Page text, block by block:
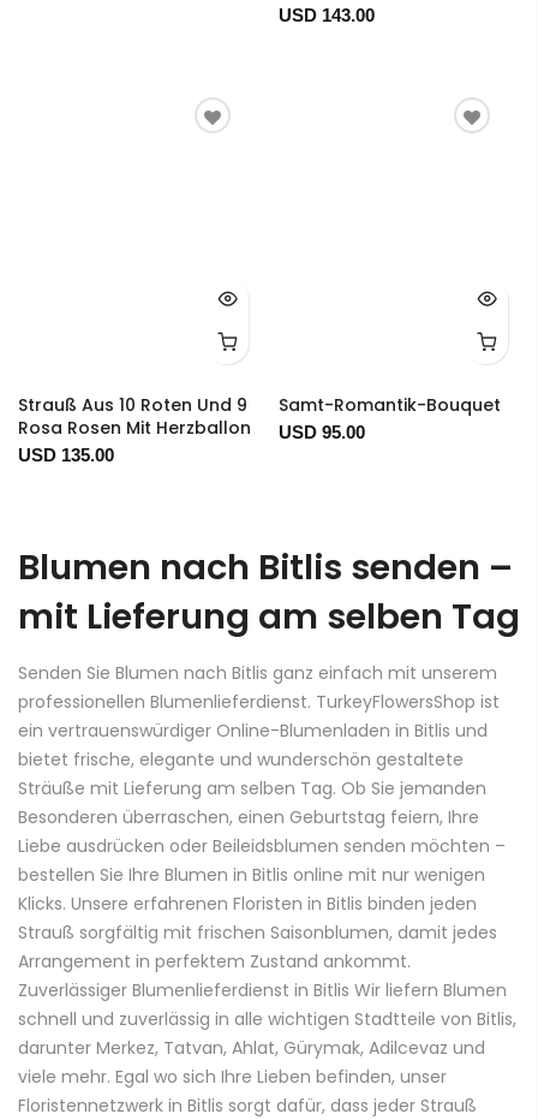
USD 143.00
Strauß Aus 10 Roten Und 9
Rosa Rosen Mit Herzballon
USD 135.00
Samt-Romantik-Bouquet
USD 95.00
Blumen nach Bitlis senden –
mit Lieferung am selben Tag
Senden Sie Blumen nach Bitlis ganz einfach mit unserem
professionellen Blumenlieferdienst. TurkeyFlowersShop ist
ein vertrauenswürdiger Online-Blumenladen in Bitlis und
bietet frische, elegante und wunderschön gestaltete
Sträuße mit Lieferung am selben Tag. Ob Sie jemanden
Besonderen überraschen, einen Geburtstag feiern, Ihre
Liebe ausdrücken oder Beileidsblumen senden möchten –
bestellen Sie Ihre Blumen in Bitlis online mit nur wenigen
Klicks. Unsere erfahrenen Floristen in Bitlis binden jeden
Strauß sorgfältig mit frischen Saisonblumen, damit jedes
Arrangement in perfektem Zustand ankommt.
Zuverlässiger Blumenlieferdienst in Bitlis Wir liefern Blumen
schnell und zuverlässig in alle wichtigen Stadtteile von Bitlis,
darunter Merkez, Tatvan, Ahlat, Gürymak, Adilcevaz und
viele mehr. Egal wo sich Ihre Lieben befinden, unser
Floristennetzwerk in Bitlis sorgt dafür, dass jeder Strauß